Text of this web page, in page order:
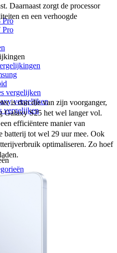
Pro
Pro
vergelijken
vergelijken
vergelijken
& bellen
Daarnaast zorgt de processor
en een verhoogde
is dan die van zijn voorganger,
Galaxy S25 het wel langer vol.
efficiëntere manier van
batterij tot wel 29 uur mee. Ook
optimaliseren. Zo hoef